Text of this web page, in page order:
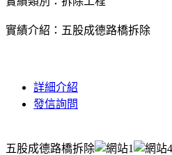
實績介紹：五股成德路橋拆除
詳細介紹
發信詢問
五股成德路橋拆除